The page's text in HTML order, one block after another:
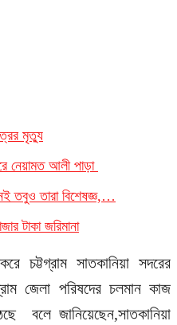
মৃত্যু
নেয়ামত আলী পাড়া
তবুও তারা বিশেষজ্ঞ,…
টাকা জরিমানা
চট্টগ্রাম সাতকানিয়া সদরের
জেলা পরিষদের চলমান কাজ
বলে জানিয়েছেন,সাতকানিয়া